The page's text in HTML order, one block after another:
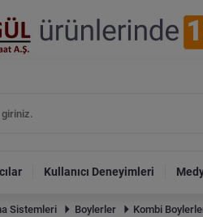
Kullanıcı Deneyimleri
Sistemleri Boylerler Kombi